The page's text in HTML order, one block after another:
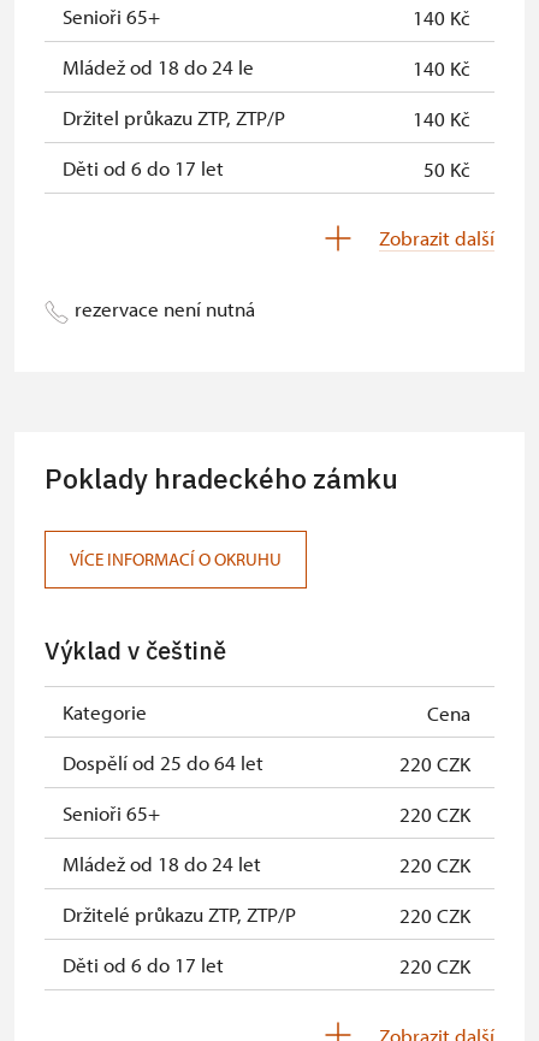
Senioři 65+
140 Kč
Mládež od 18 do 24 le
140 Kč
Držitel průkazu ZTP, ZTP/P
140 Kč
Děti od 6 do 17 let
50 Kč
Průvodce ZTP/P
osoba pro skupinu min. 15 osob)
Karta s QR kódem MK ČR *
Karta zaměstnance NPÚ
zdarma
Průkaz Náš člověk *
zdarma
kastelánský vstup
zdarma
* Platí pouze pro jednu osobu
(držitele průkazu)
Zobrazit další
rezervace není nutná
Poklady hradeckého zámku
VÍCE INFORMACÍ O OKRUHU
Výklad v češtině
Kategorie
Cena
Dospělí od 25 do 64 let
220 CZK
Senioři 65+
220 CZK
Mládež od 18 do 24 let
220 CZK
Držitelé průkazu ZTP, ZTP/P
220 CZK
Děti od 6 do 17 let
220 CZK
Zobrazit další